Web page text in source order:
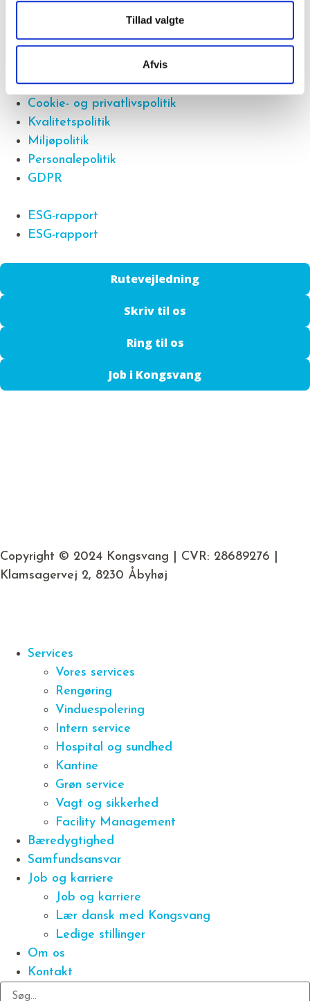
Tillad valgte
Afvis
Miljøpolitik
GDPR
Cookie- og privatlivspolitik
Kvalitetspolitik
Miljøpolitik
Personalepolitik
GDPR
ESG-rapport
ESG-rapport
Rutevejledning
Skriv til os
Ring til os
Job i Kongsvang
Copyright © 2024 Kongsvang | CVR: 28689276 |
Klamsagervej 2, 8230 Åbyhøj
Services
Vores services
Rengøring
Vinduespolering
Intern service
Hospital og sundhed
Kantine
Grøn service
Vagt og sikkerhed
Facility Management
Bæredygtighed
Samfundsansvar
Job og karriere
Job og karriere
Lær dansk med Kongsvang
Ledige stillinger
Om os
Kontakt